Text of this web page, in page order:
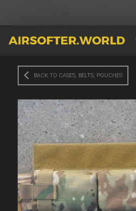
BACK TO CASES, BELTS, POUCHES